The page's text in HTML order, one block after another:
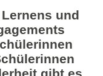
und
gibt es